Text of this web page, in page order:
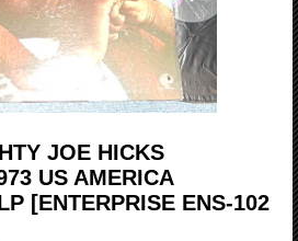
JOE HICKS
US AMERICA
[ENTERPRISE ENS-102